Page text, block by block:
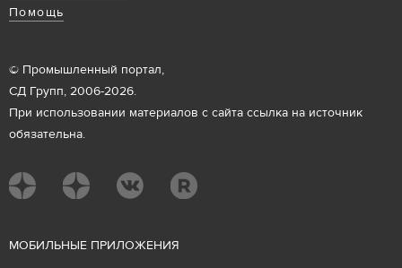
Помощь
© Промышленный портал,
СД Групп, 2006-2026.
При использовании материалов с сайта ссылка на источник
обязательна.
МОБИЛЬНЫЕ ПРИЛОЖЕНИЯ